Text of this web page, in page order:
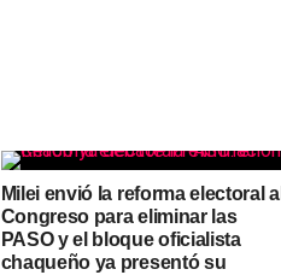
Milei envió la reforma electoral al
Congreso para eliminar las
PASO y el bloque oficialista
chaqueño ya presentó su